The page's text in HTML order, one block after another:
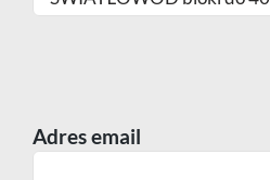
Adres email